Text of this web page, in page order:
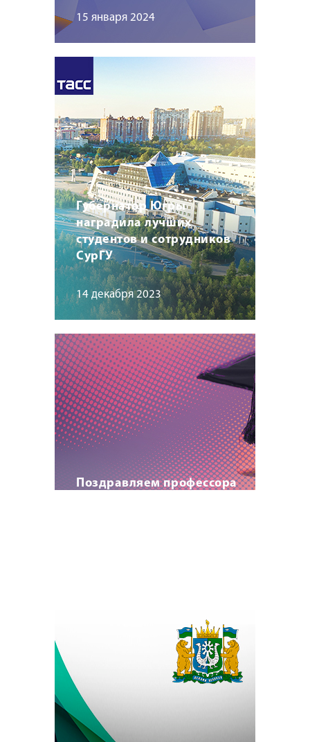
15 января 2024
Губернатор Югры
наградила лучших
студентов и сотрудников
СурГУ
14 декабря 2023
Поздравляем профессора